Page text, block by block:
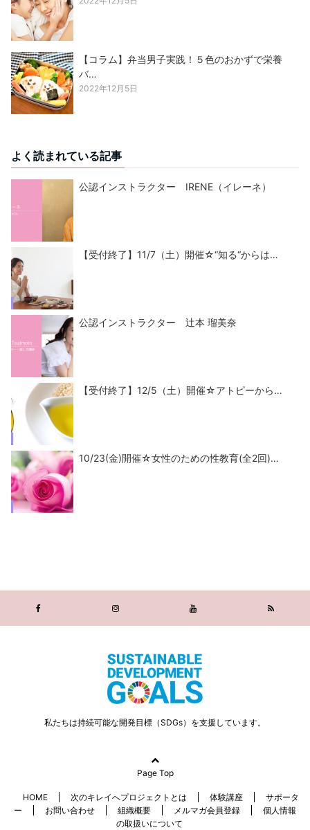
【コラム】弁当男子実践！５色のおかずで栄養
バ…
2022年12月5日
よく読まれている記事
公認インストラクター IRENE（イレーネ）
【受付終了】11/7（土）開催☆“知る“からは…
公認インストラクター 辻本 瑠美奈
【受付終了】12/5（土）開催☆アトピーから…
10/23(金)開催☆女性のための性教育(全2回)…
私たちは持続可能な開発目標（SDGs）を支援しています。
Page Top
HOME 次のキレイへプロジェクトとは 体験講座
サポータ
ー
お問い合わせ 組織概要 メルマガ会員登録
個人情報
の取扱いについて